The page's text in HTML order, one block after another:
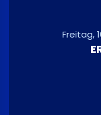
Freitag,